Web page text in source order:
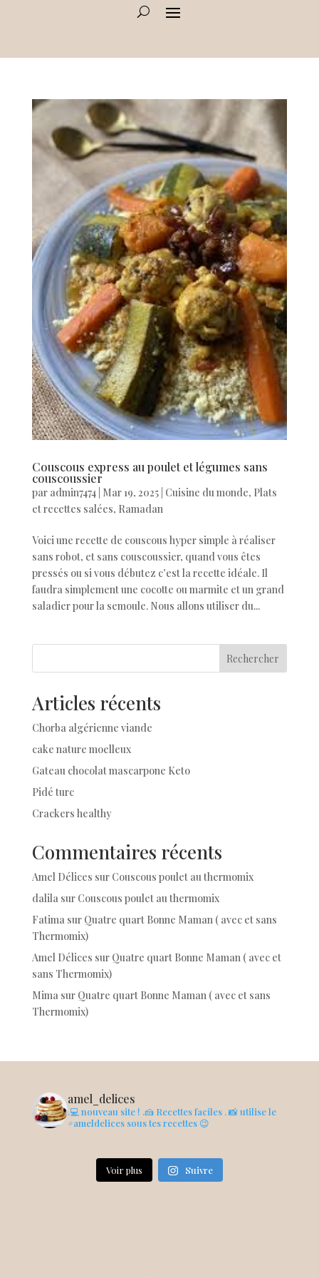
Couscous express au poulet et légumes sans
couscoussier
par admin7474| Mar 19, 2025| Cuisine du monde, Plats
et recettes salées, Ramadan
Voici une recette de couscous hyper simple à réaliser
sans robot, et sans couscoussier, quand vous êtes
pressés ou si vous débutez c’est la recette idéale. Il
faudra simplement une cocotte ou marmite et un grand
saladier pour la semoule. Nous allons utiliser du...
Rechercher
Articles récents
Chorba algérienne viande
cake nature moelleux
Gateau chocolat mascarpone Keto
Pidé turc
Crackers healthy
Commentaires récents
Amel Délices sur Couscous poulet au thermomix
dalilasur Couscous poulet au thermomix
Fatimasur Quatre quart Bonne Maman ( avec et sans
Thermomix)
Amel Délices sur Quatre quart Bonne Maman ( avec et
sans Thermomix)
Mimasur Quatre quart Bonne Maman ( avec et sans
Thermomix)
amel_delices
.💻 nouveau site ! .🍰 Recettes faciles . 📸 utilise le
#ameldelices sous tes recettes 😉
Voir plus Suivre